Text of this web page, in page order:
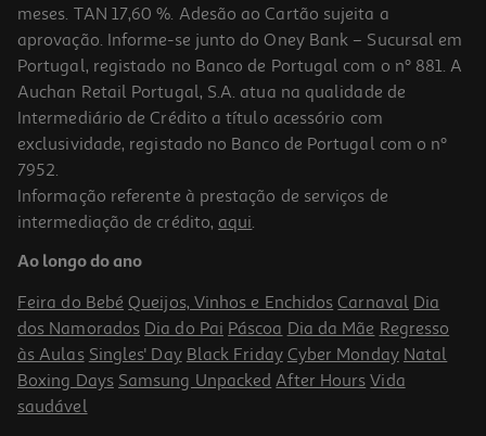
meses. TAN 17,60 %. Adesão ao Cartão sujeita a
aprovação. Informe-se junto do Oney Bank – Sucursal em
Portugal, registado no Banco de Portugal com o nº 881. A
Auchan Retail Portugal, S.A. atua na qualidade de
Intermediário de Crédito a título acessório com
exclusividade, registado no Banco de Portugal com o nº
7952.
Informação referente à prestação de serviços de
intermediação de crédito, aqui.
Ao longo do ano
Feira do Bebé Queijos, Vinhos e Enchidos Carnaval Dia
dos Namorados Dia do Pai Páscoa Dia da Mãe Regresso
às Aulas Singles' Day Black Friday Cyber Monday Natal
Boxing Days Samsung Unpacked After Hours Vida
saudável